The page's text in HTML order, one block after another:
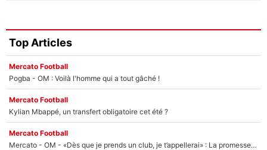
Top Articles
Mercato Football
Pogba - OM : Voilà l'homme qui a tout gâché !
Mercato Football
Kylian Mbappé, un transfert obligatoire cet été ?
Mercato Football
Mercato - OM - «Dès que je prends un club, je t’appellerai» : La promesse de Marcelino au moment de claquer la porte